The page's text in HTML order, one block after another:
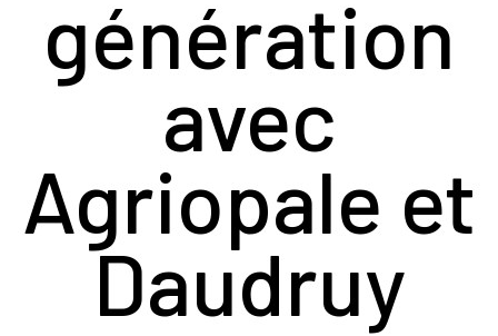
génération
avec
Agriopale et
Daudruy